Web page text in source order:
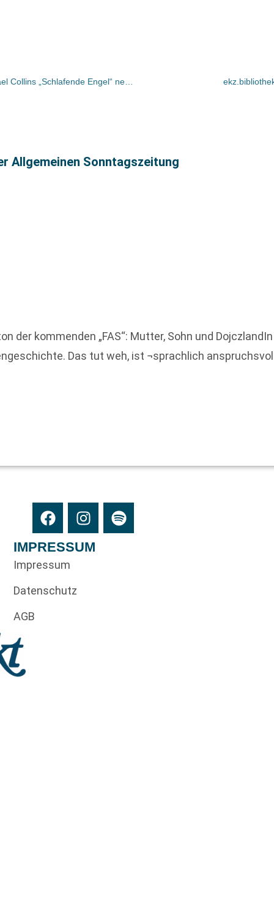
Allgemeinen Sonntagszeitung
der kommenden „FAS“: Mutter, Sohn und
Das tut weh, ist ¬sprachlich
IMPRESSUM
Impressum
Datenschutz
AGB